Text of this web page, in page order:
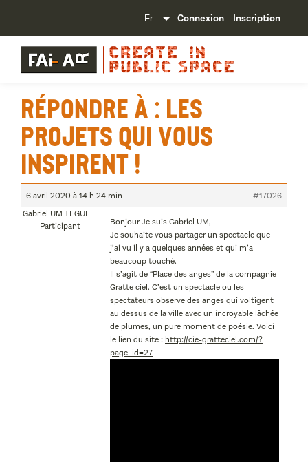
Connexion Inscription
Répondre à : Les
projets qui vous
inspirent !
6 avril 2020 à 14 h 24 min
#17026
Gabriel UM TEGUE
Participant
Bonjour Je suis Gabriel UM,
Je souhaite vous partager un spectacle que
j’ai vu il y a quelques années et qui m’a
beaucoup touché.
Il s’agit de “Place des anges” de la compagnie
Gratte ciel. C’est un spectacle ou les
spectateurs observe des anges qui voltigent
au dessus de la ville avec un incroyable lâchée
de plumes, un pure moment de poésie. Voici
le lien du site : http://cie-gratteciel.com/?
page_id=27